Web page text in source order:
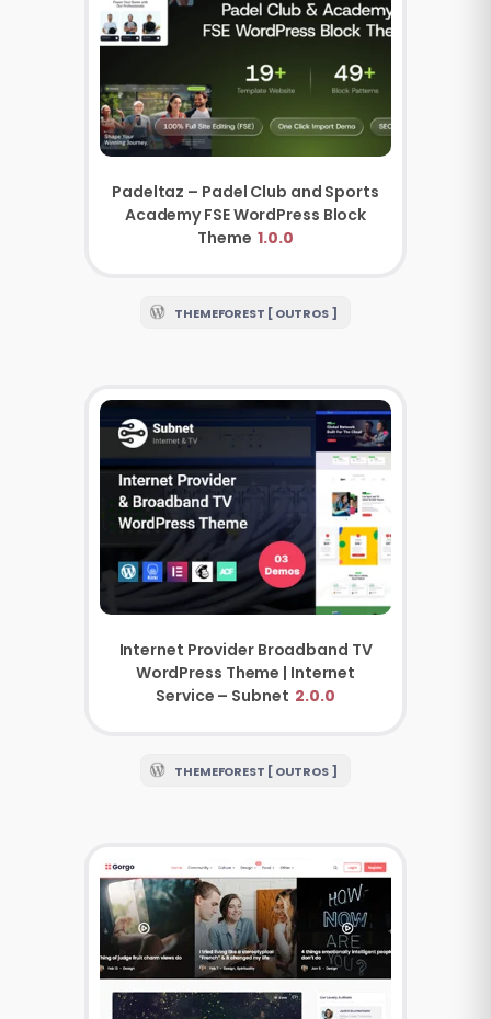
Padeltaz – Padel Club and Sports
Academy FSE WordPress Block
Theme 1.0.0
THEMEFOREST [ OUTROS ]
Internet Provider Broadband TV
WordPress Theme | Internet
Service – Subnet 2.0.0
THEMEFOREST [ OUTROS ]